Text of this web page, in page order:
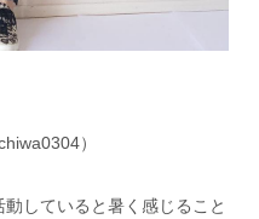
）
していると暑く感じること